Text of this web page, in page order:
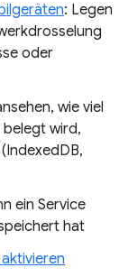
: Legen
oder
wie viel
belegt wird,
ein Service
hat